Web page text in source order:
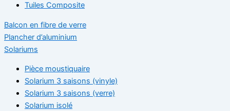
Tuiles Composite
Balcon en fibre de verre
Plancher d’aluminium
Solariums
Pièce moustiquaire
Solarium 3 saisons (vinyle)
Solarium 3 saisons (verre)
Solarium isolé